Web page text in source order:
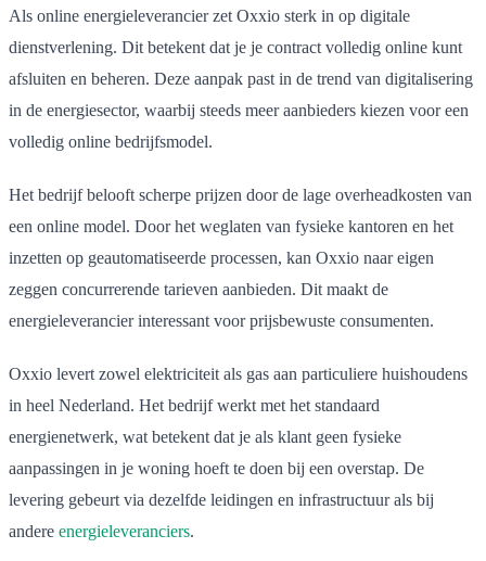
Als online energieleverancier zet Oxxio sterk in op digitale
dienstverlening. Dit betekent dat je je contract volledig online kunt
afsluiten en beheren. Deze aanpak past in de trend van digitalisering
in de energiesector, waarbij steeds meer aanbieders kiezen voor een
volledig online bedrijfsmodel.
Het bedrijf belooft scherpe prijzen door de lage overheadkosten van
een online model. Door het weglaten van fysieke kantoren en het
inzetten op geautomatiseerde processen, kan Oxxio naar eigen
zeggen concurrerende tarieven aanbieden. Dit maakt de
energieleverancier interessant voor prijsbewuste consumenten.
Oxxio levert zowel elektriciteit als gas aan particuliere huishoudens
in heel Nederland. Het bedrijf werkt met het standaard
energienetwerk, wat betekent dat je als klant geen fysieke
aanpassingen in je woning hoeft te doen bij een overstap. De
levering gebeurt via dezelfde leidingen en infrastructuur als bij
andere energieleveranciers.